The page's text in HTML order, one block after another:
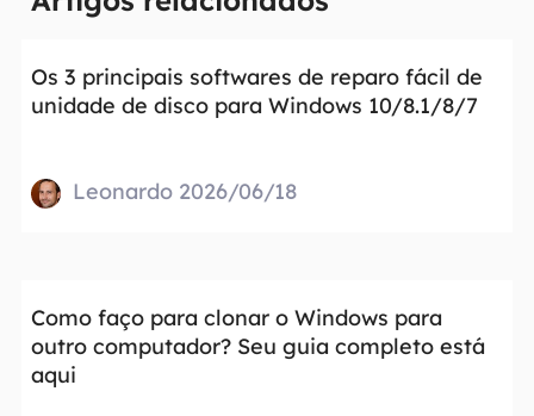
Os 3 principais softwares de reparo fácil de
unidade de disco para Windows 10/8.1/8/7
Leonardo 2026/06/18
Como faço para clonar o Windows para
outro computador? Seu guia completo está
aqui